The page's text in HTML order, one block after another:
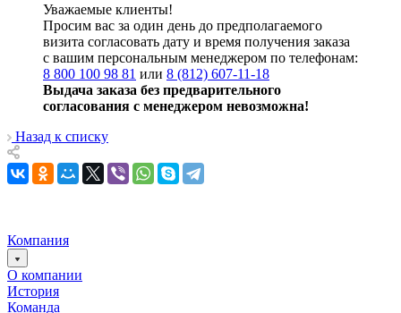
Уважаемые клиенты!
Просим вас за один день до предполагаемого
визита согласовать дату и время получения заказа
с вашим персональным менеджером по телефонам:
8 800 100 98 81 или 8 (812) 607-11-18
Выдача заказа без предварительного
согласования с менеджером невозможна!
Назад к списку
Компания
О компании
История
Команда